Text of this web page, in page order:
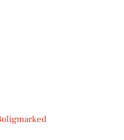
9B i Dragør er solgt for